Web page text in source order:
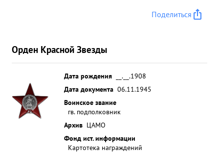
Поделиться
Орден Красной Звезды
Дата рождения
__.__.1908
Дата документа 06.11.1945
Воинское звание
гв. подполковник
Архив ЦАМО
Фонд ист. информации
Картотека награждений